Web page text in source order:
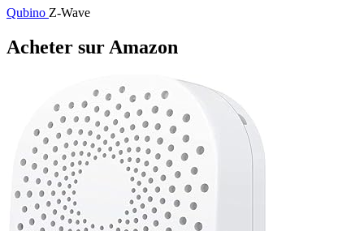
Qubino Z-Wave
Acheter sur Amazon